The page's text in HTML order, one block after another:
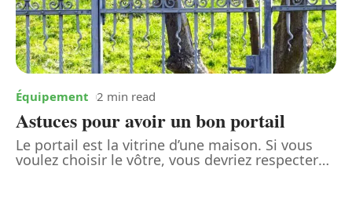
Équipement 2 min read
Astuces pour avoir un bon portail
Le portail est la vitrine d’une maison. Si vous
voulez choisir le vôtre, vous devriez respecter…